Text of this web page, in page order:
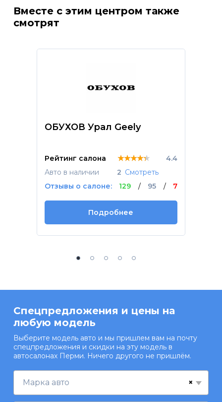
Вместе с этим центром также
смотрят
ОБУХОВ Урал Geely
Рейтинг салона ★★★★★
★★★★★
★★★★★
4.4
Авто в наличии
2 Смотреть
Отзывы о салоне:
129 / 95 / 7
Подробнее
Спецпредложения и цены на
любую модель
Выберите модель авто и мы пришлем вам на почту
спецпредложения и скидки на эту модель в
автосалонах Перми. Ничего другого не пришлём.
×
Марка авто